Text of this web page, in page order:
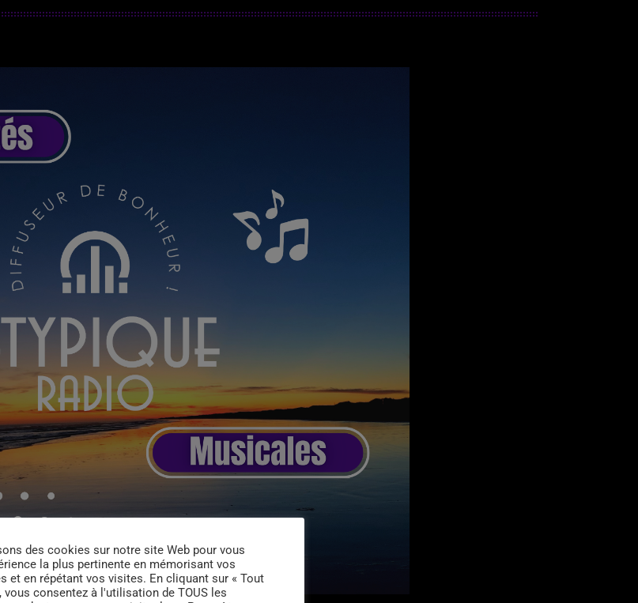
des cookies sur notre site Web pour vous
la plus pertinente en mémorisant vos
et en répétant vos visites. En cliquant sur « Tout
vous consentez à l'utilisation de TOUS les